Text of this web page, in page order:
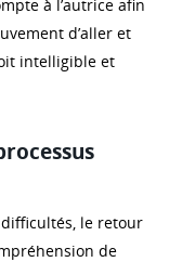
à l’autrice afin
d’aller et
intelligible et
le retour
de